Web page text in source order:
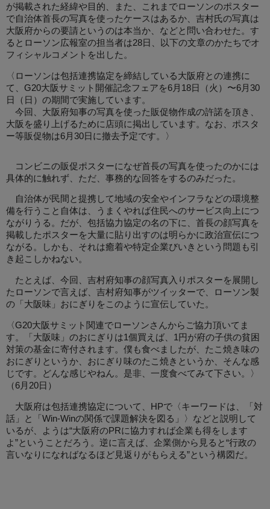
が掲載された経緯や目的、また、これまでローソンのポスター
で自治体首長の写真を使ったケースはあるか、吉村氏の写真は
大阪府からの要請というのは本当か、などと問い合わせた。す
るとローソン広報室の担当者は28日、以下の文章のかたちでオ
フィシャルコメントを出した。
〈ローソンは包括連携協定を締結している大阪府との連携に
て、G20大阪サミット開催記念フェアを6月18日（火）〜6月30
日（日）の期間で実施しています。
今回、大阪府知事の写真を使った販促物作成の許諾を頂き、
大阪を盛り上げるために店頭に掲出しています。なお、ポスタ
ー等販促物は6月30日に撤去予定です。〉
コンビニの販促ポスターになぜ首長の写真を使ったのかには
具体的に触れず、ただ、事務的な回答をするのみだった。
自治体が民間と提携して地域の安全やインフラなどの環境整
備を行うこと自体は、うまくやれば住民へのサービス向上につ
ながりうる。だが、包括協力協定の名の下に、首長の顔写真を
掲載したポスターを大量に貼り出すのは明らかに政治宣伝につ
ながる。しかも、それは癒着や特定企業びいきという問題も引
き起こしかねない。
たとえば、今回、吉村府知事の顔写真入りポスターを展開し
たローソンで言えば、吉村府知事がツイッターで、ローソン製
の「大阪味」おにぎりをこのように宣伝していた。
〈G20大阪サミット関連でローソンさんからご協力頂いてま
す。「大阪味」のおにぎりは1個買えば、1円が府の子供の貧困
対策の基金に寄付されます。僕も食べましたが、たこ焼き味の
おにぎりというか、おにぎり味のたこ焼きというか、そんな感
じです。どんな感じやねん。是非、一度食べてみて下さい。〉
（6月20日）
大阪府は包括連携協定について、HPで〈キーワードは、「対
話」と「Win‐Winの関係で課題解決を図る」〉などと説明して
いるが、ようは“大阪府のPRに協力すれば企業も得をします
よ”ということだろう。逆に言えば、企業側から見ると“行政の
言いなりになればなるほど見返りがもらえる”という構図だ。